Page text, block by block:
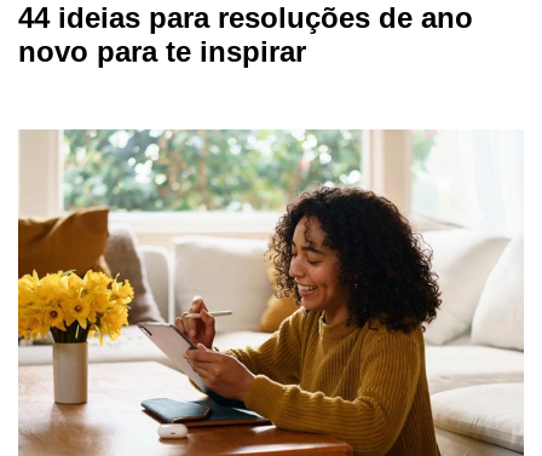
44 ideias para resoluções de ano
novo para te inspirar